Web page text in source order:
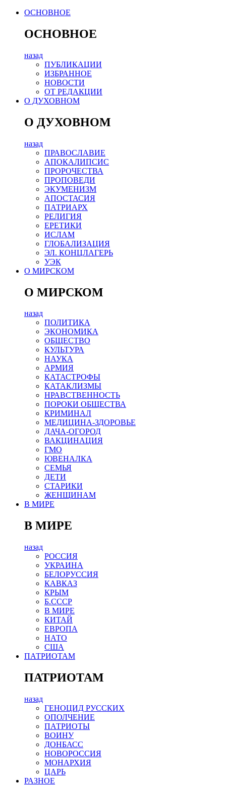
ОСНОВНОЕ
ОСНОВНОЕ
назад
ПУБЛИКАЦИИ
ИЗБРАННОЕ
НОВОСТИ
ОТ РЕДАКЦИИ
О ДУХОВНОМ
О ДУХОВНОМ
назад
ПРАВОСЛАВИЕ
АПОКАЛИПСИС
ПРОРОЧЕСТВА
ПРОПОВЕДИ
ЭКУМЕНИЗМ
АПОСТАСИЯ
ПАТРИАРХ
РЕЛИГИЯ
ЕРЕТИКИ
ИСЛАМ
ГЛОБАЛИЗАЦИЯ
ЭЛ. КОНЦЛАГЕРЬ
УЭК
О МИРСКОМ
О МИРСКОМ
назад
ПОЛИТИКА
ЭКОНОМИКА
ОБЩЕСТВО
КУЛЬТУРА
НАУКА
АРМИЯ
КАТАСТРОФЫ
КАТАКЛИЗМЫ
НРАВСТВЕННОСТЬ
ПОРОКИ ОБЩЕСТВА
КРИМИНАЛ
МЕДИЦИНА-ЗДОРОВЬЕ
ДАЧА-ОГОРОД
ВАКЦИНАЦИЯ
ГМО
ЮВЕНАЛКА
СЕМЬЯ
ДЕТИ
СТАРИКИ
ЖЕНЩИНАМ
В МИРЕ
В МИРЕ
назад
РОСCИЯ
УКРАИНА
БЕЛОРУССИЯ
КАВКАЗ
КРЫМ
Б.СССР
В МИРЕ
КИТАЙ
ЕВРОПА
НАТО
США
ПАТРИОТАМ
ПАТРИОТАМ
назад
ГЕНОЦИД РУССКИХ
ОПОЛЧЕНИЕ
ПАТРИОТЫ
ВОИНУ
ДОНБАСС
НОВОРОССИЯ
МОНАРХИЯ
ЦАРЬ
РАЗНОЕ